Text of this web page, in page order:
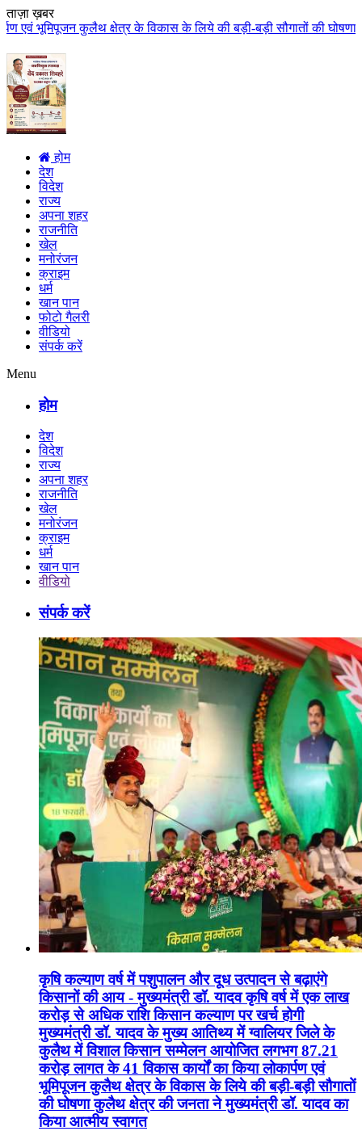
ताज़ा ख़बर
के विकास के लिये की बड़ी-बड़ी सौगातों की घोषणा कुलैथ क्षेत्र की जनता
होम
देश
विदेश
राज्य
अपना शहर
राजनीति
खेल
मनोरंजन
क्राइम
धर्म
खान पान
फोटो गैलरी
वीडियो
संपर्क करें
Menu
होम
देश
विदेश
राज्य
अपना शहर
राजनीति
खेल
मनोरंजन
क्राइम
धर्म
खान पान
वीडियो
संपर्क करें
कृषि कल्याण वर्ष में पशुपालन और दूध उत्पादन से बढ़ाएंगे
किसानों की आय - मुख्यमंत्री डॉ. यादव कृषि वर्ष में एक लाख
करोड़ से अधिक राशि किसान कल्याण पर खर्च होगी
मुख्यमंत्री डॉ. यादव के मुख्य आतिथ्य में ग्वालियर जिले के
कुलैथ में विशाल किसान सम्मेलन आयोजित लगभग 87.21
करोड़ लागत के 41 विकास कार्यों का किया लोकार्पण एवं
भूमिपूजन कुलैथ क्षेत्र के विकास के लिये की बड़ी-बड़ी सौगातों
की घोषणा कुलैथ क्षेत्र की जनता ने मुख्यमंत्री डॉ. यादव का
किया आत्मीय स्वागत